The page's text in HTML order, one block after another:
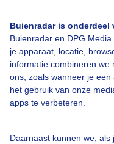
Buienradar is onderdeel
Buienradar en DPG
je apparaat, locatie,
informatie combineren we
ons, zoals wanneer je
het gebruik van onze
apps te verbeteren.
Daarnaast kunnen we,
Een